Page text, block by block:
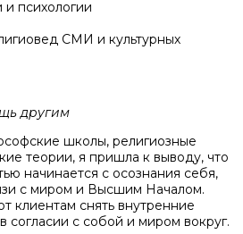
психологии
СМИ и культурных
другим
школы, религиозные
теории, я пришла к выводу, что
начинается с осознания себя,
с миром и Высшим Началом.
клиентам снять внутренние
согласии с собой и миром вокруг.